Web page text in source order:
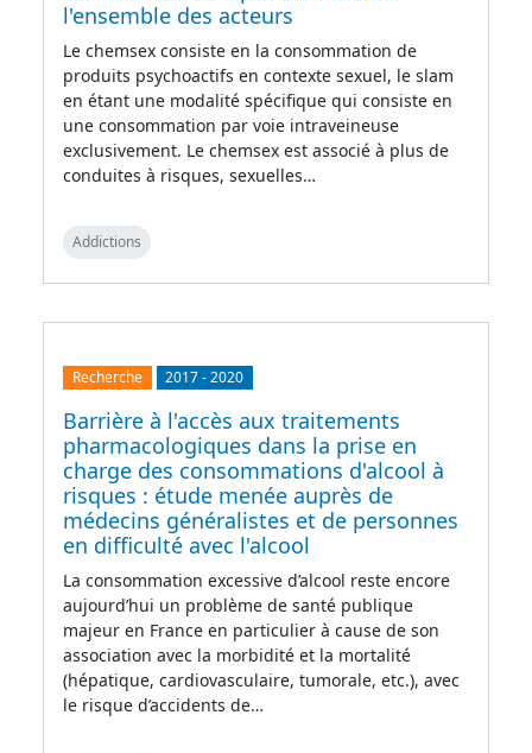
l'ensemble des acteurs
Le chemsex consiste en la consommation de
produits psychoactifs en contexte sexuel, le slam
en étant une modalité spécifique qui consiste en
une consommation par voie intraveineuse
exclusivement. Le chemsex est associé à plus de
conduites à risques, sexuelles…
Addictions
Recherche 2017-2020
Barrière à l'accès aux traitements
pharmacologiques dans la prise en
charge des consommations d'alcool à
risques : étude menée auprès de
médecins généralistes et de personnes
en difficulté avec l'alcool
La consommation excessive d’alcool reste encore
aujourd’hui un problème de santé publique
majeur en France en particulier à cause de son
association avec la morbidité et la mortalité
(hépatique, cardiovasculaire, tumorale, etc.), avec
le risque d’accidents de…